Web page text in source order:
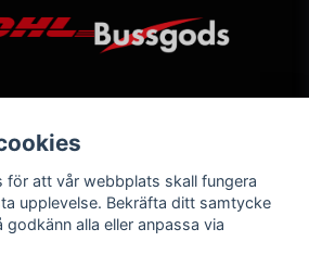
för att vår webbplats skall fungera
upplevelse. Bekräfta ditt samtycke
alla eller anpassa via